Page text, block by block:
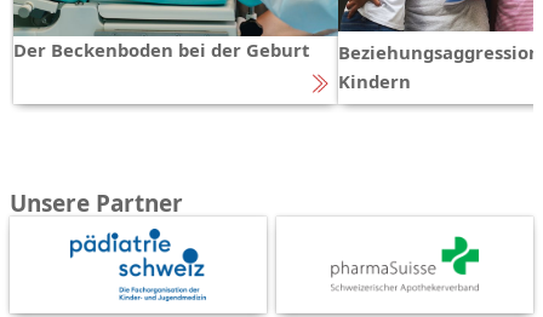
Der Beckenboden bei der Geburt
Kindern
Unsere Partner